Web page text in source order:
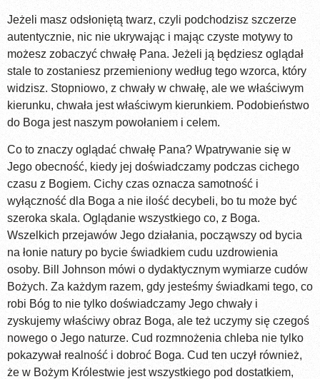
Jeżeli masz odsłoniętą twarz, czyli podchodzisz szczerze
autentycznie, nic nie ukrywając i mając czyste motywy to
możesz zobaczyć chwałę Pana. Jeżeli ją będziesz oglądał
stale to zostaniesz przemieniony według tego wzorca, który
widzisz. Stopniowo, z chwały w chwałę, ale we właściwym
kierunku, chwała jest właściwym kierunkiem. Podobieństwo
do Boga jest naszym powołaniem i celem.
Co to znaczy oglądać chwałę Pana? Wpatrywanie się w
Jego obecność, kiedy jej doświadczamy podczas cichego
czasu z Bogiem. Cichy czas oznacza samotność i
wyłączność dla Boga a nie ilość decybeli, bo tu może być
szeroka skala. Oglądanie wszystkiego co, z Boga.
Wszelkich przejawów Jego działania, począwszy od bycia
na łonie natury po bycie świadkiem cudu uzdrowienia
osoby. Bill Johnson mówi o dydaktycznym wymiarze cudów
Bożych. Za każdym razem, gdy jesteśmy świadkami tego, co
robi Bóg to nie tylko doświadczamy Jego chwały i
zyskujemy właściwy obraz Boga, ale też uczymy się czegoś
nowego o Jego naturze. Cud rozmnożenia chleba nie tylko
pokazywał realność i dobroć Boga. Cud ten uczył również,
że w Bożym Królestwie jest wszystkiego pod dostatkiem,